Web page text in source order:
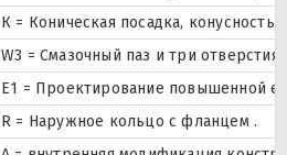
К = Коническая посадка, конусность
W3 = Смазочный паз и три
E1 = Проектирование повышенной
R = Наружное кольцо с фланцем .